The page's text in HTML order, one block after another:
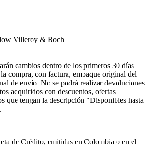
Villeroy & Boch
cambios dentro de los primeros 30 días
compra, con factura, empaque original del
de envío. No se podrá realizar devoluciones
adquiridos con descuentos, ofertas
que tengan la descripción "Disponibles hasta
de Crédito, emitidas en Colombia o en el